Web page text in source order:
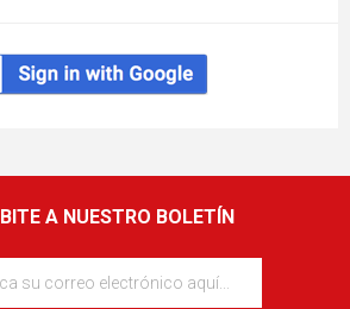
A NUESTRO BOLETÍN